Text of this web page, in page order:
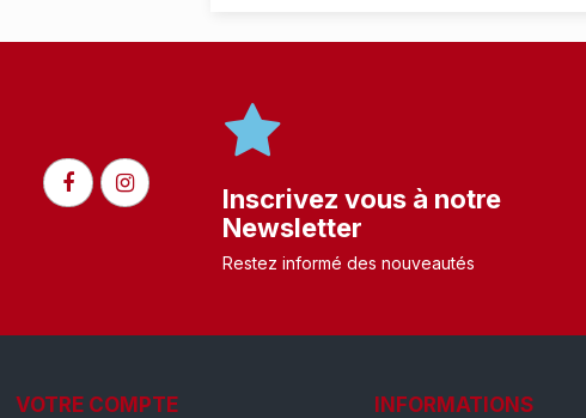
Inscrivez vous à notre
Newsletter
Restez informé des nouveautés
VOTRE COMPTE
INFORMATIONS